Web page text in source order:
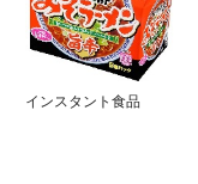
インスタント食品